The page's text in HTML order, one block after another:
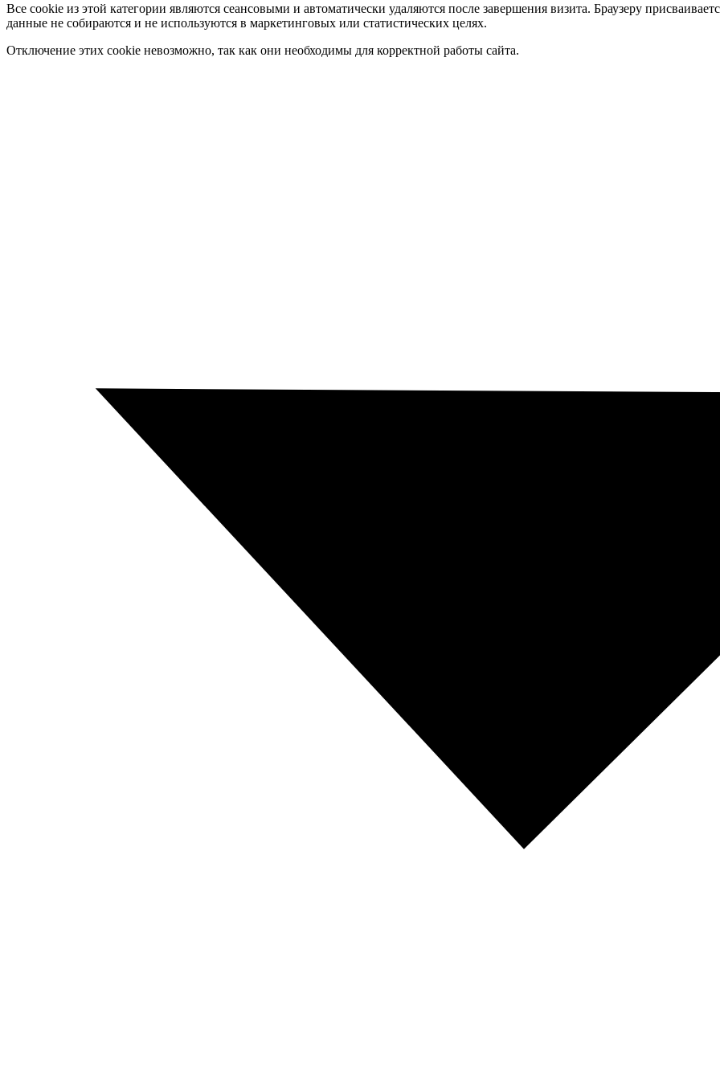
Все cookie из этой категории являются сеансовыми и автоматически удаляются после завершения визита. Браузеру
данные не собираются и не используются в маркетинговых или статистических целях.
Отключение этих cookie невозможно, так как они необходимы для корректной работы сайта.